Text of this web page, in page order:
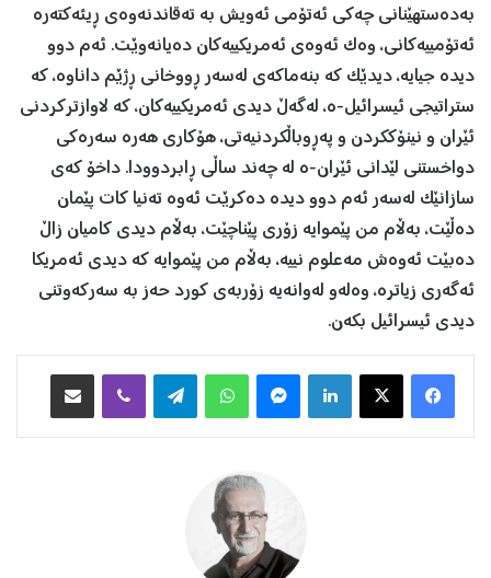
بەدەستهێنانی چەکی ئەتۆمی ئەویش بە تەقاندنەوەی ڕیئەکتەرە
ئەتۆمییەکانی، وەک ئەوەی ئەمریکییەکان دەیانەوێت. ئەم دوو
دیدە جیایە، دیدێک کە بنەماکەی لەسەر ڕووخانی ڕژێم داناوە، کە
ستراتیجی ئیسرائیل-ە، لەگەڵ دیدی ئەمریکییەکان، کە لاوازترکردنی
ئێران و نینۆککردن و پەڕوباڵکردنیەتی، هۆکاری هەرە سەرەکی
دواخستنی لێدانی ئێران-ە لە چەند ساڵی ڕابردوودا. داخۆ کەی
سازانێک لەسەر ئەم دوو دیدە دەکرێت ئەوە تەنیا کات پێمان
دەڵێت، بەڵام من پێموایە زۆری پێناچێت، بەڵام دیدی کامیان زاڵ
دەبێت ئەوەش مەعلوم نییە، بەڵام من پێموایە کە دیدی ئەمریکا
ئەگەری زیاترە، وەلەو لەوانەیە زۆربەی کورد حەز بە سەرکەوتنی
دیدی ئیسرائیل بکەن.
X
Telegram